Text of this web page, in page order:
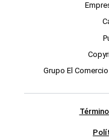
Grupo El